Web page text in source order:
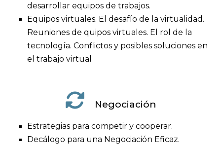
desarrollar equipos de trabajos.
Equipos virtuales. El desafío de la virtualidad.
Reuniones de quipos virtuales. El rol de la
tecnología. Conflictos y posibles soluciones en
el trabajo virtual
Negociación
Estrategias para competir y cooperar.
Decálogo para una Negociación Eficaz.